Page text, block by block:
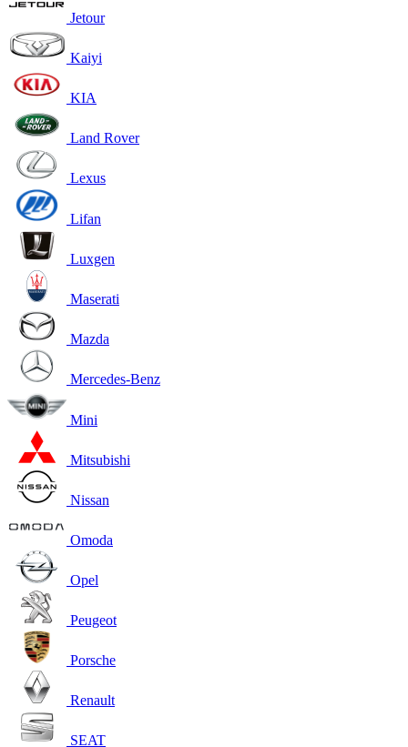
Jetour
Kaiyi
KIA
Land Rover
Lexus
Lifan
Luxgen
Maserati
Mazda
Mercedes-Benz
Mini
Mitsubishi
Nissan
Omoda
Opel
Peugeot
Porsche
Renault
SEAT